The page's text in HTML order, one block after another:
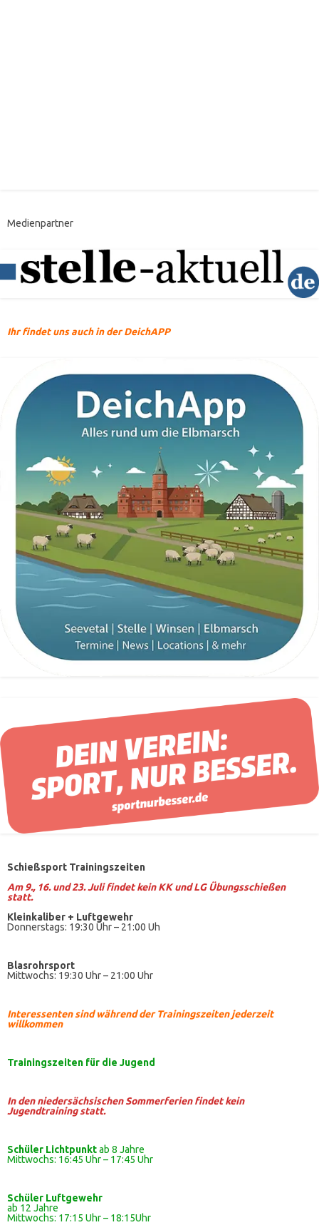
Medienpartner
Ihr findet uns auch in der DeichAPP
Schießsport Trainingszeiten
Am 9., 16. und 23. Juli findet kein KK und LG Übungsschießen
statt.
Kleinkaliber + Luftgewehr
Donnerstags: 19:30 Uhr – 21:00 Uh
Blasrohrsport
Mittwochs: 19:30 Uhr – 21:00 Uhr
Interessenten sind während der Trainingszeiten jederzeit
willkommen
Trainingszeiten für die Jugend
In den niedersächsischen Sommerferien findet kein
Jugendtraining statt.
Schüler Lichtpunktab 8 Jahre
Mittwochs: 16:45 Uhr – 17:45 Uhr
Schüler Luftgewehr
ab 12 Jahre
Mittwochs: 17:15 Uhr – 18:15Uhr